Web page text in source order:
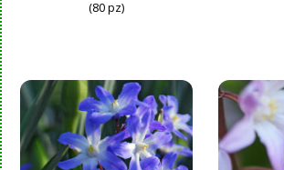
(80 pz)